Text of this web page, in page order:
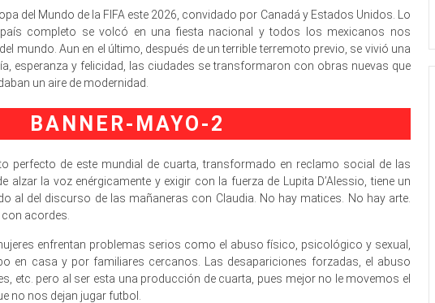
del Mundo de la FIFA este 2026, convidado por Canadá y Estados Unidos. Lo
completo se volcó en una fiesta nacional y todos los mexicanos nos
mundo. Aun en el último, después de un terrible terremoto previo, se vivió una
esperanza y felicidad, las ciudades se transformaron con obras nuevas que
un aire de modernidad.
perfecto de este mundial de cuarta, transformado en reclamo social de las
alzar la voz enérgicamente y exigir con la fuerza de Lupita D’Alessio, tiene un
al del discurso de las mañaneras con Claudia. No hay matices. No hay arte.
acordes.
enfrentan problemas serios como el abuso físico, psicológico y sexual,
en casa y por familiares cercanos. Las desapariciones forzadas, el abuso
etc. pero al ser esta una producción de cuarta, pues mejor no le movemos el
no nos dejan jugar futbol.